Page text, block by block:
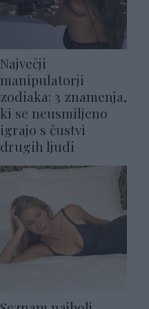
Največji
manipulatorji
zodiaka: 3 znamenja,
ki se neusmiljeno
igrajo s čustvi
drugih ljudi